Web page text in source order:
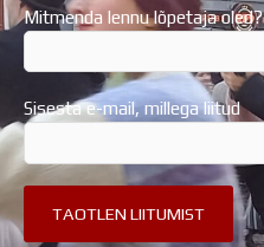
Mitmenda lennu lõpetaja oled?
Sisesta e-mail, millega liitud